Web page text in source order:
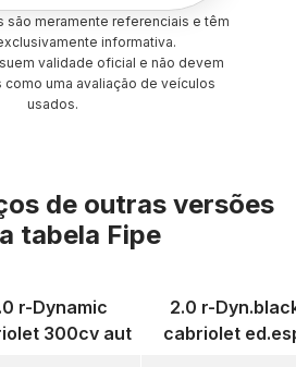
são meramente referenciais e têm
informativa.
validade oficial e não devem
uma avaliação de veículos
usados.
de outras versões
tabela Fipe
r-Dynamic
300cv aut
2.0 r-
cabriolet